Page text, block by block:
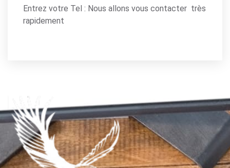
Entrez votre Tel : Nous allons vous contacter très
rapidement